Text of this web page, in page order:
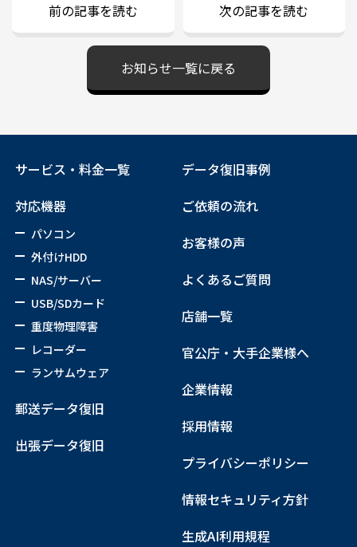
前の記事を読む 次の記事を読む
お知らせ一覧に戻る
サービス・料金一覧
対応機器
パソコン
外付けHDD
NAS/サーバー
USB/SDカード
重度物理障害
レコーダー
ランサムウェア
郵送データ復旧
出張データ復旧
データ復旧事例
ご依頼の流れ
お客様の声
よくあるご質問
店舗一覧
官公庁・大手企業様へ
企業情報
採用情報
プライバシーポリシー
情報セキュリティ方針
生成AI利用規程